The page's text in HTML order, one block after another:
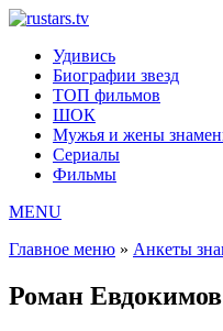
Удивись
Биографии звезд
ТОП фильмов
ШОК
Мужья и жены
Сериалы
Фильмы
MENU
Главное меню » Анкеты
Роман Евдокимов